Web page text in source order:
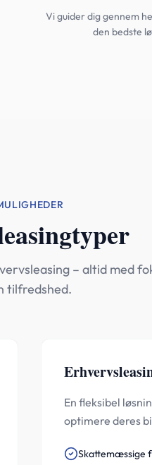
Vi guider dig gennem
den bedste
– altid med
tilfredshed.
En fleksibel
optimere deres
Skattemæssige